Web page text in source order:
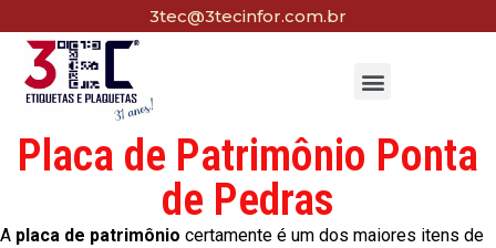
3tec@3tecinfor.com.br
Placa de Patrimônio Ponta
de Pedras
A placa de patrimônio certamente é um dos maiores itens de